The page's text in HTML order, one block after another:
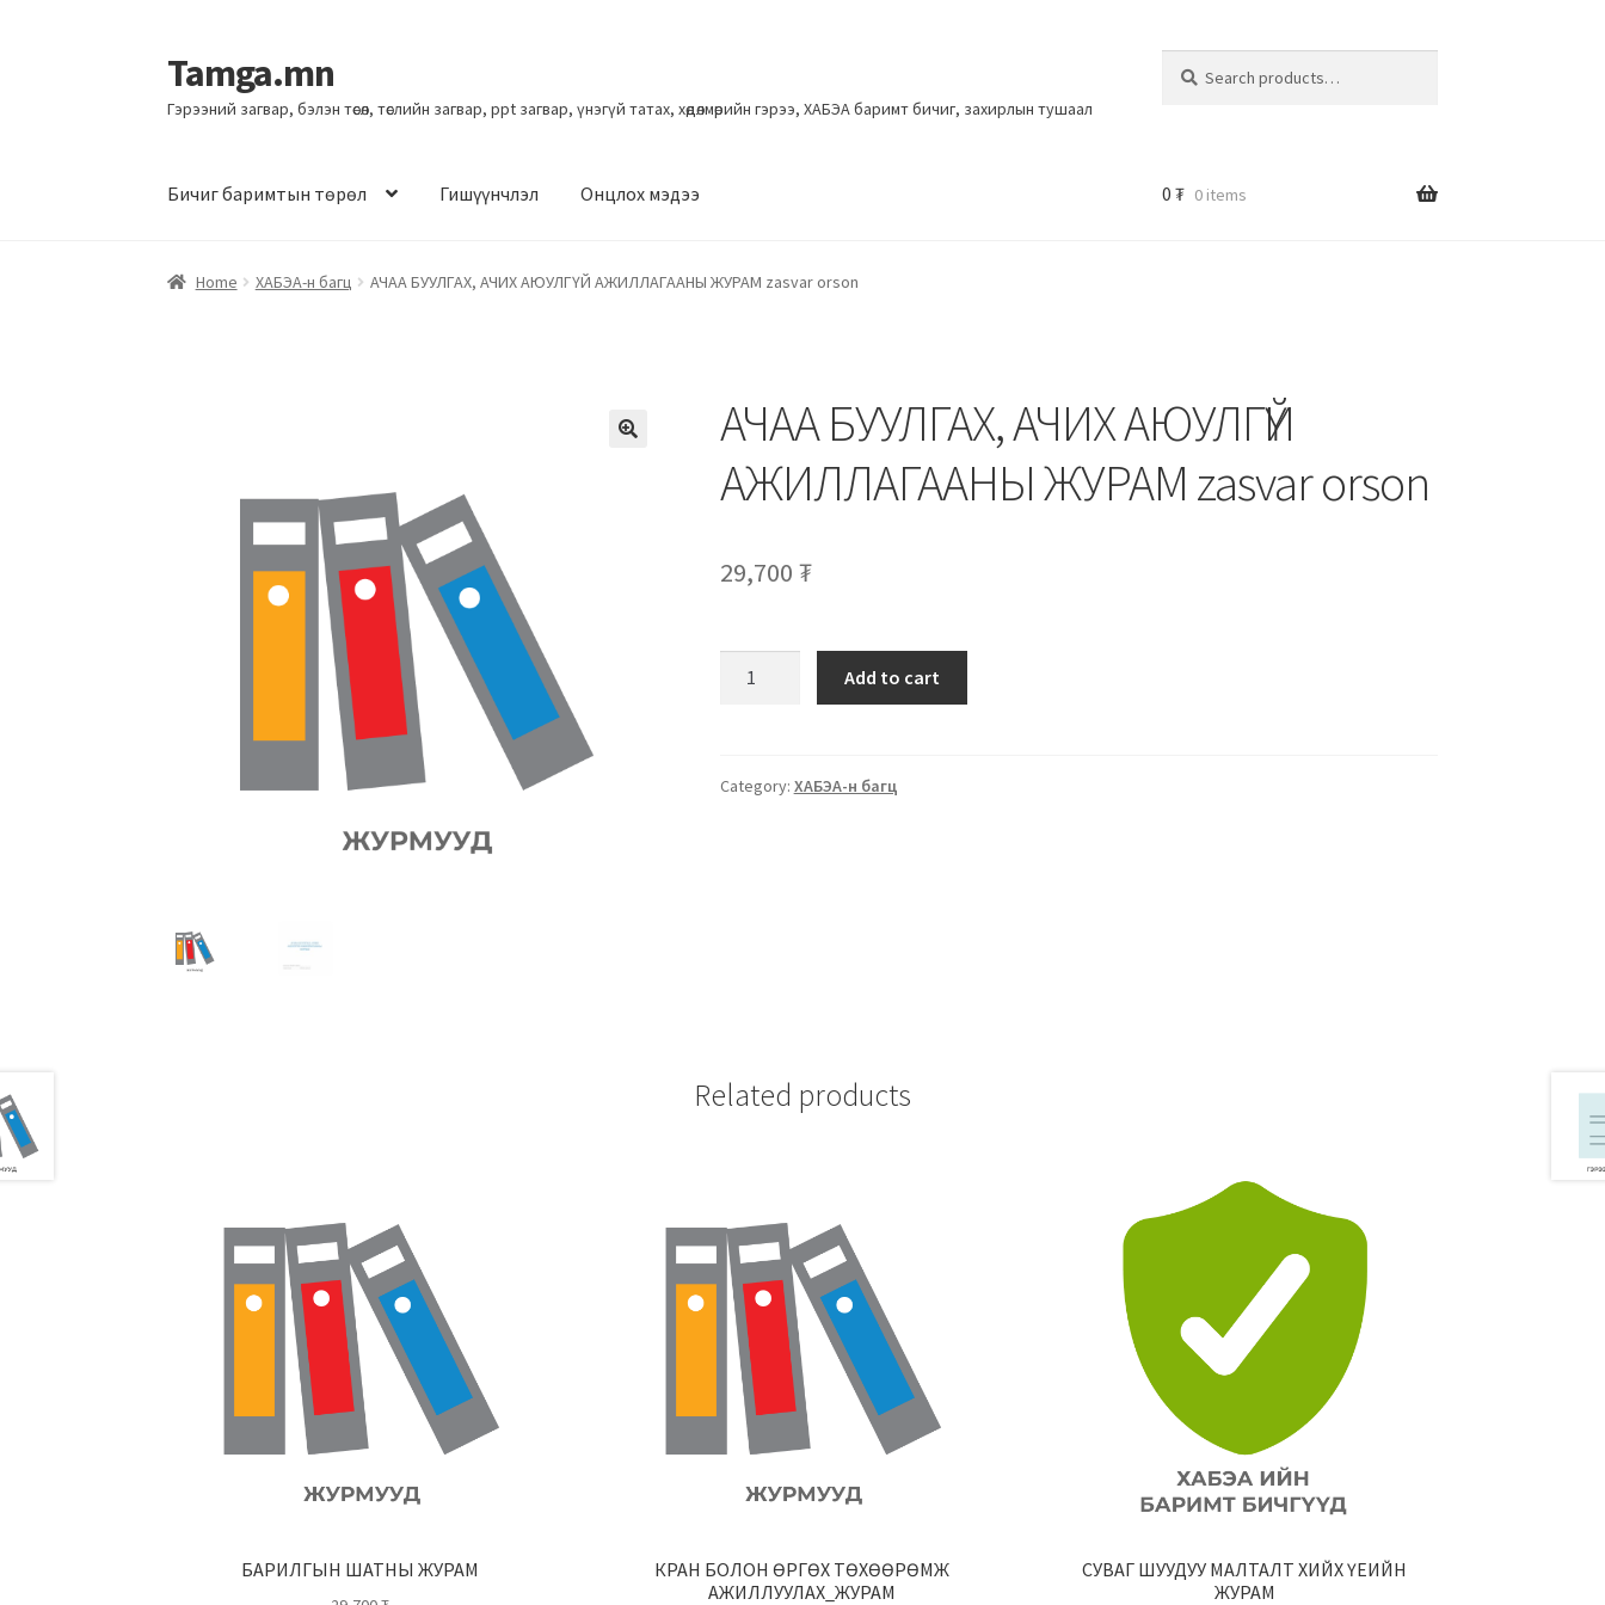
Tamga.mn
Гэрээний загвар, бэлэн төсөл, төслийн загвар, ppt загвар, үнэгүй татах, хөдөлмөрийн гэрээ, ХАБЭА баримт бичиг, захирлын тушаал
Бичиг баримтын төрөл Гишүүнчлэл Онцлох мэдээ 0 ₮ 0 items
Home ХАБЭА-н багц АЧАА БУУЛГАХ, АЧИХ АЮУЛГҮЙ АЖИЛЛАГААНЫ ЖУРАМ zasvar orson
АЧАА БУУЛГАХ, АЧИХ АЮУЛГҮЙ
АЖИЛЛАГААНЫ ЖУРАМ zasvar orson
29,700 ₮
Add to cart
Category: ХАБЭА-н багц
Related products
БАРИЛГЫН ШАТНЫ ЖУРАМ
КРАН БОЛОН ӨРГӨХ ТӨХӨӨРӨМЖ
АЖИЛЛУУЛАХ_ЖУРАМ
СУВАГ ШУУДУУ МАЛТАЛТ ХИЙХ ҮЕИЙН
ЖУРАМ